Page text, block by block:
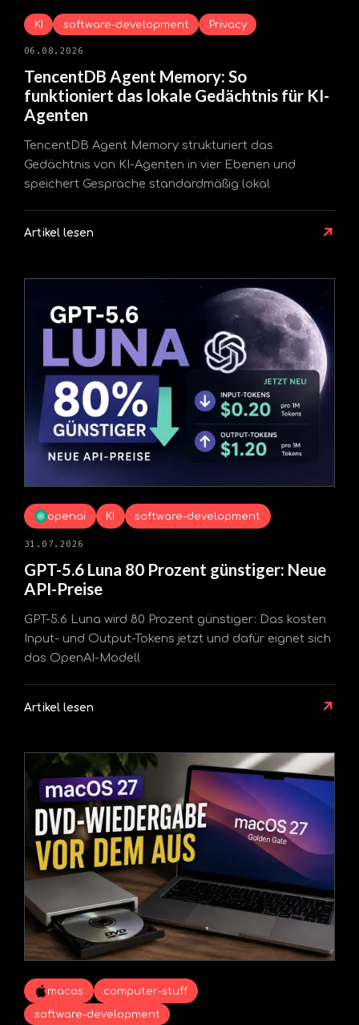
KI software-development Privacy
06.08.2026
TencentDB Agent Memory: So
funktioniert das lokale Gedächtnis für KI-
Agenten
TencentDB Agent Memory strukturiert das
Gedächtnis von KI-Agenten in vier Ebenen und
speichert Gespräche standardmäßig lokal
Artikel lesen ↗
openai KI software-development
31.07.2026
GPT-5.6 Luna 80 Prozent günstiger: Neue
API-Preise
GPT-5.6 Luna wird 80 Prozent günstiger: Das kosten
Input- und Output-Tokens jetzt und dafür eignet sich
das OpenAI-Modell
Artikel lesen ↗
macos
computer-stuff
software-development